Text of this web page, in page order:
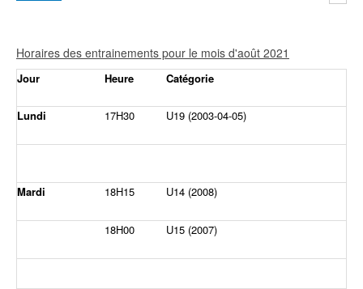
Horaires des entrainements pour le mois d'août 2021
Jour Heure Catégorie
Lundi 17H30 U19 (2003-04-05)
Mardi 18H15 U14 (2008)
18H00 U15 (2007)